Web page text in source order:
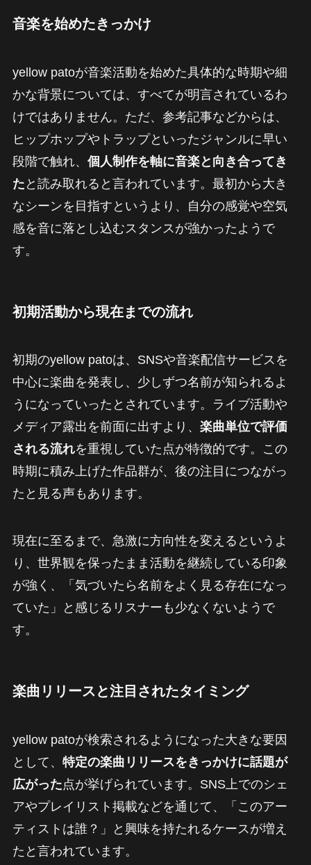
音楽を始めたきっかけ
yellow patoが音楽活動を始めた具体的な時期や細
かな背景については、すべてが明言されているわ
けではありません。ただ、参考記事などからは、
ヒップホップやトラップといったジャンルに早い
段階で触れ、 個人制作を軸に音楽と向き合ってき
た と読み取れると言われています。最初から大き
なシーンを目指すというより、自分の感覚や空気
感を音に落とし込むスタンスが強かったようで
す。
初期活動から現在までの流れ
初期のyellow patoは、SNSや音楽配信サービスを
中心に楽曲を発表し、少しずつ名前が知られるよ
うになっていったとされています。ライブ活動や
メディア露出を前面に出すより、 楽曲単位で評価
される流れを重視していた点が特徴的です。この
時期に積み上げた作品群が、後の注目につながっ
たと見る声もあります。
現在に至るまで、急激に方向性を変えるというよ
り、世界観を保ったまま活動を継続している印象
が強く、「気づいたら名前をよく見る存在になっ
ていた」と感じるリスナーも少なくないようで
す。
楽曲リリースと注目されたタイミング
yellow patoが検索されるようになった大きな要因
として、 特定の楽曲リリースをきっかけに話題が
広がった点が挙げられています。SNS上でのシェ
アやプレイリスト掲載などを通じて、「このアー
ティストは誰？」と興味を持たれるケースが増え
たと言われています。